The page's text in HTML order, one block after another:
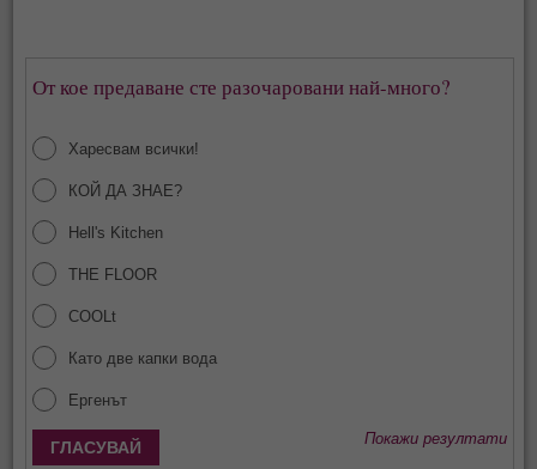
От кое предаване сте разочаровани най-много?
Харесвам всички!
КОЙ ДА ЗНАЕ?
Hell's Kitchen
THE FLOOR
COOLt
Като две капки вода
Ергенът
Покажи резултати